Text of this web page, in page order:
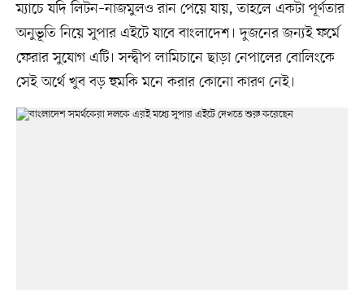
ম্যাচে যদি লিটন–নাজমুলও রান পেয়ে যায়, তাহলে একটা পূর্ণতার
অনুভূতি নিয়ে সুপার এইটে যাবে বাংলাদেশ। দুজনের জন্যই ফর্মে
ফেরার সুযোগ এটি। সন্দ্বীপ লামিচানে ছাড়া নেপালের বোলিংকে
সেই অর্থে খুব বড় হুমকি মনে করার কোনো কারণ নেই।